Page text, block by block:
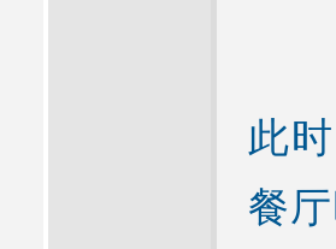
此
餐